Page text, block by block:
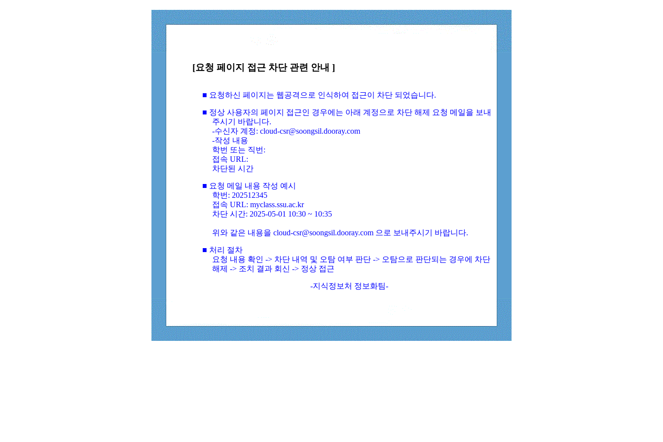
[요청 페이지 접근 차단 관련 안내 ]
■ 요청하신 페이지는 웹공격으로 인식하여 접근이 차단 되었습니다.
■ 정상 사용자의 페이지 접근인 경우에는 아래 계정으로 차단 해제 요청 메일을 보내
주시기 바랍니다.
-수신자 계정: cloud-csr@soongsil.dooray.com
-작성 내용
학번 또는 직번:
접속 URL:
차단된 시간
■ 요청 메일 내용 작성 예시
학번: 202512345
접속 URL: myclass.ssu.ac.kr
차단 시간: 2025-05-01 10:30 ~ 10:35
위와 같은 내용을 cloud-csr@soongsil.dooray.com 으로 보내주시기 바랍니다.
■ 처리 절차
요청 내용 확인 -> 차단 내역 및 오탐 여부 판단 -> 오탐으로 판단되는 경우에 차단
해제 -> 조치 결과 회신 -> 정상 접근
-지식정보처 정보화팀-